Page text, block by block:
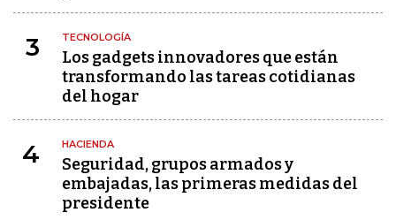
3 TECNOLOGÍA
Los gadgets innovadores que están
transformando las tareas cotidianas
del hogar
4 HACIENDA
Seguridad, grupos armados y
embajadas, las primeras medidas del
presidente